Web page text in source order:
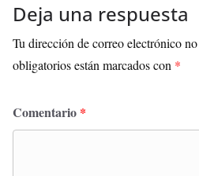
Deja una respuesta
Tu dirección de correo electrónico
obligatorios están marcados con *
Comentario *